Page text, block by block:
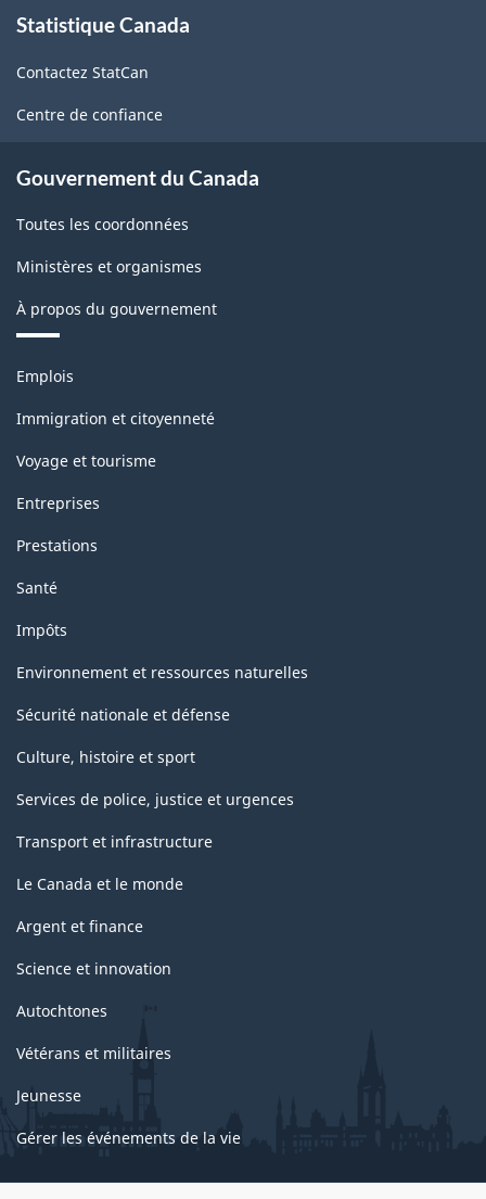
propos
ce
site
Statistique Canada
Contactez StatCan
Centre de confiance
Gouvernement du Canada
Toutes les coordonnées
Ministères et organismes
À propos du gouvernement
Thèmes
sujets
Emplois
Immigration et citoyenneté
Voyage et tourisme
Entreprises
Prestations
Santé
Impôts
Environnement et ressources naturelles
Sécurité nationale et défense
Culture, histoire et sport
Services de police, justice et urgences
Transport et infrastructure
Le Canada et le monde
Argent et finance
Science et innovation
Autochtones
Vétérans et militaires
Jeunesse
Gérer les événements de la vie